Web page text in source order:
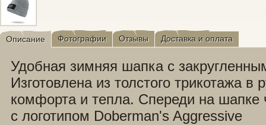
Описание Фотографии Отзывы Доставка и оплата
Удобная зимняя шапка с
Изготовлена из толстого трикотажа в
комфорта и тепла. Спереди на шапке
с логотипом Doberman's Aggressive